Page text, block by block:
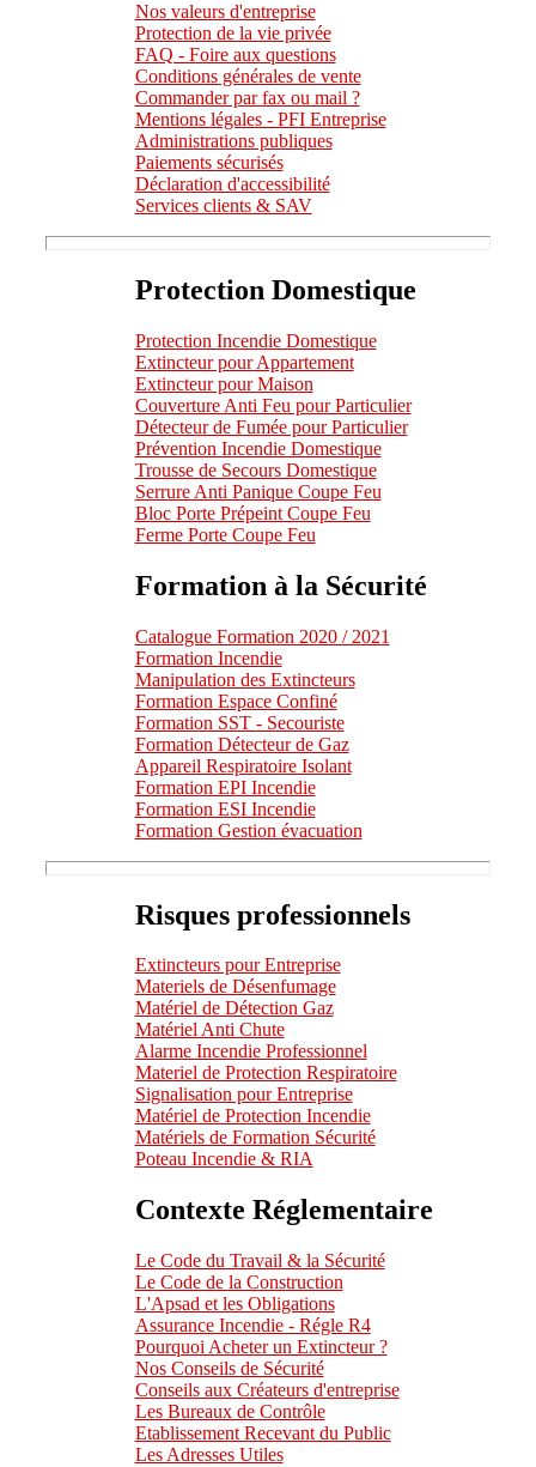
Nos valeurs d'entreprise
Protection de la vie privée
FAQ - Foire aux questions
Conditions générales de vente
Commander par fax ou mail ?
Mentions légales - PFI Entreprise
Administrations publiques
Paiements sécurisés
Déclaration d'accessibilité
Services clients & SAV
Protection Domestique
Protection Incendie Domestique
Extincteur pour Appartement
Extincteur pour Maison
Couverture Anti Feu pour Particulier
Détecteur de Fumée pour Particulier
Prévention Incendie Domestique
Trousse de Secours Domestique
Serrure Anti Panique Coupe Feu
Bloc Porte Prépeint Coupe Feu
Ferme Porte Coupe Feu
Formation à la Sécurité
Catalogue Formation 2020 / 2021
Formation Incendie
Manipulation des Extincteurs
Formation Espace Confiné
Formation SST - Secouriste
Formation Détecteur de Gaz
Appareil Respiratoire Isolant
Formation EPI Incendie
Formation ESI Incendie
Formation Gestion évacuation
Risques professionnels
Extincteurs pour Entreprise
Materiels de Désenfumage
Matériel de Détection Gaz
Matériel Anti Chute
Alarme Incendie Professionnel
Materiel de Protection Respiratoire
Signalisation pour Entreprise
Matériel de Protection Incendie
Matériels de Formation Sécurité
Poteau Incendie & RIA
Contexte Réglementaire
Le Code du Travail & la Sécurité
Le Code de la Construction
L'Apsad et les Obligations
Assurance Incendie - Régle R4
Pourquoi Acheter un Extincteur ?
Nos Conseils de Sécurité
Conseils aux Créateurs d'entreprise
Les Bureaux de Contrôle
Etablissement Recevant du Public
Les Adresses Utiles